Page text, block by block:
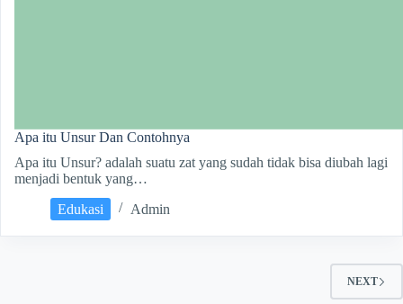
Apa itu Unsur Dan Contohnya
Apa itu Unsur? adalah suatu zat yang sudah tidak bisa diubah lagi
menjadi bentuk yang…
Edukasi
Admin
NEXT